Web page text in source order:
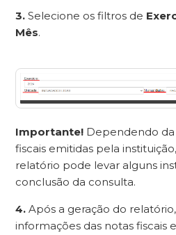
3. Selecione os filtros de
Mês.
Importante! Dependendo
fiscais emitidas pela
relatório pode levar alguns
conclusão da consulta.
4. Após a geração do
informações das notas fiscais